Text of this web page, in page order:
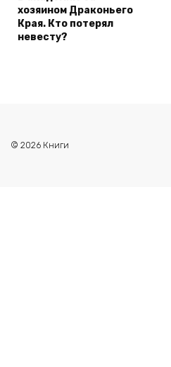
хозяином Драконьего
Края. Кто потерял
невесту?
© 2026 Книги